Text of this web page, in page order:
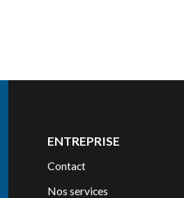
ENTREPRISE
Contact
Nos services